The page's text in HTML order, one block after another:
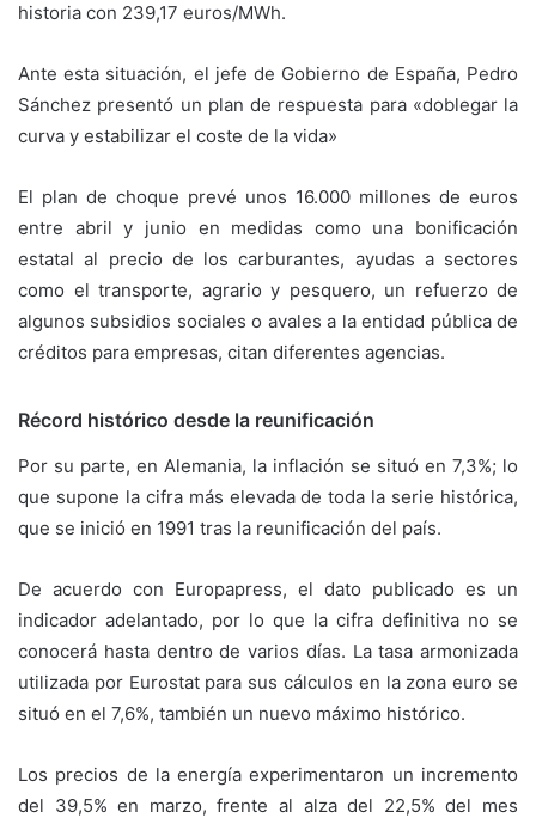
historia con 239,17 euros/MWh.
Ante esta situación, el jefe de Gobierno de España, Pedro
Sánchez presentó un plan de respuesta para «doblegar la
curva y estabilizar el coste de la vida»
El plan de choque prevé unos 16.000 millones de euros
entre abril y junio en medidas como una bonificación
estatal al precio de los carburantes, ayudas a sectores
como el transporte, agrario y pesquero, un refuerzo de
algunos subsidios sociales o avales a la entidad pública de
créditos para empresas, citan diferentes agencias.
Récord histórico desde la reunificación
Por su parte, en Alemania, la inflación se situó en 7,3%; lo
que supone la cifra más elevada de toda la serie histórica,
que se inició en 1991 tras la reunificación del país.
De acuerdo con Europapress, el dato publicado es un
indicador adelantado, por lo que la cifra definitiva no se
conocerá hasta dentro de varios días. La tasa armonizada
utilizada por Eurostat para sus cálculos en la zona euro se
situó en el 7,6%, también un nuevo máximo histórico.
Los precios de la energía experimentaron un incremento
del 39,5% en marzo, frente al alza del 22,5% del mes